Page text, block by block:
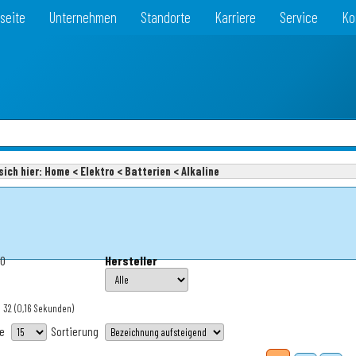
Unternehmen Standorte Karriere Service
hier: Home < Elektro < Batterien < Alkaline
Hersteller
32(0,16 Sekunden)
Sortierung